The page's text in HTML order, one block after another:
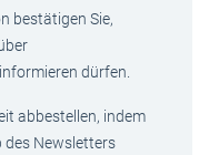
bestätigen Sie,
dürfen.
abbestellen, indem
des Newsletters